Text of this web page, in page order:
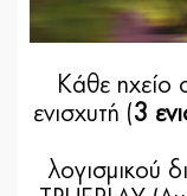
Κάθε ηχείο
ενισχυτή (3
λογισμικού